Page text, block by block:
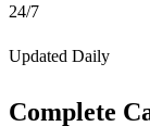
24/7
Updated Daily
Complete